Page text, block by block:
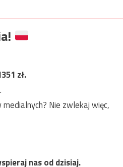
zł.
Nie zwlekaj więc,
nas od dzisiaj.